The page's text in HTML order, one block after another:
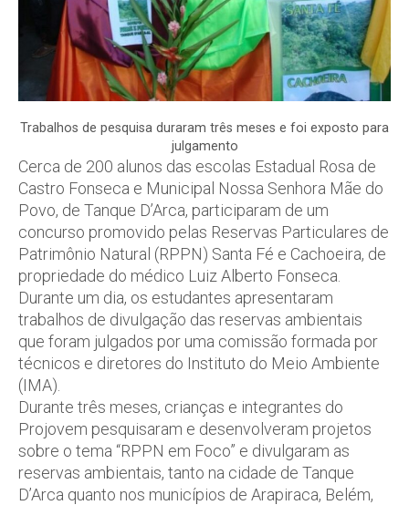
Trabalhos de pesquisa duraram três meses e foi exposto para
julgamento
Cerca de 200 alunos das escolas Estadual Rosa de
Castro Fonseca e Municipal Nossa Senhora Mãe do
Povo, de Tanque D’Arca, participaram de um
concurso promovido pelas Reservas Particulares de
Patrimônio Natural (RPPN) Santa Fé e Cachoeira, de
propriedade do médico Luiz Alberto Fonseca.
Durante um dia, os estudantes apresentaram
trabalhos de divulgação das reservas ambientais
que foram julgados por uma comissão formada por
técnicos e diretores do Instituto do Meio Ambiente
(IMA).
Durante três meses, crianças e integrantes do
Projovem pesquisaram e desenvolveram projetos
sobre o tema “RPPN em Foco” e divulgaram as
reservas ambientais, tanto na cidade de Tanque
D’Arca quanto nos municípios de Arapiraca, Belém,